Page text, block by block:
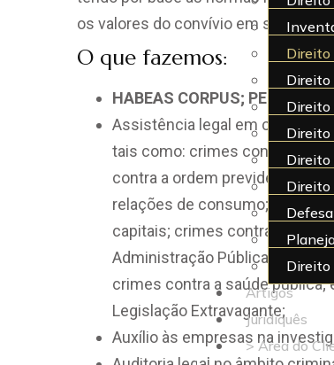
Direito
Direito
Direito
Direito
Direito
Direito
Artigos
Juridiquês
> Área do
os valores do convívio em
O que fazemos:
HABEAS CORPUS; PEDIDO DE
Assistência legal em casos
tais como: crimes contra o
contra a ordem
relações de consumo; crimes
capitais; crimes contra a
Administração Pública; crimes
crimes contra a saúde
Legislação Extravagante;
Auxílio às empresas na